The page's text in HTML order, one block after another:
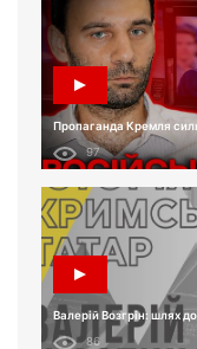
Пропаганда Кремля
97
Валерій Возгрін: шлях
86